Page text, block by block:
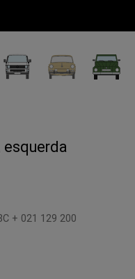
esquerda
+ 021 129 200